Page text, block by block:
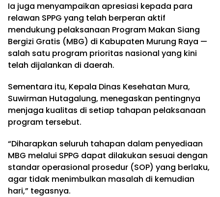
Ia juga menyampaikan apresiasi kepada para
relawan SPPG yang telah berperan aktif
mendukung pelaksanaan Program Makan Siang
Bergizi Gratis (MBG) di Kabupaten Murung Raya —
salah satu program prioritas nasional yang kini
telah dijalankan di daerah.
Sementara itu, Kepala Dinas Kesehatan Mura,
Suwirman Hutagalung, menegaskan pentingnya
menjaga kualitas di setiap tahapan pelaksanaan
program tersebut.
“Diharapkan seluruh tahapan dalam penyediaan
MBG melalui SPPG dapat dilakukan sesuai dengan
standar operasional prosedur (SOP) yang berlaku,
agar tidak menimbulkan masalah di kemudian
hari,” tegasnya.